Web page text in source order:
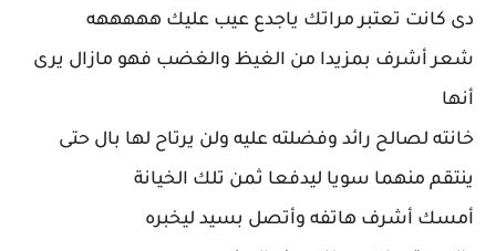
دى كانت تعتبر مراتك ياجدع عيب عليك هههههه
شعر أشرف بمزيدا من الغيظ والغضب فهو مازال يرى
أنها
خانته لصالح رائد وفضلته عليه ولن يرتاح لها بال حتى
ينتقم منهما سويا ليدفعا ثمن تلك الخيانة
أمسك أشرف هاتفه وأتصل بسيد ليخبره